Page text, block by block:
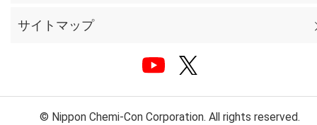
サイトマップ
© Nippon Chemi-Con Corporation. All rights reserved.